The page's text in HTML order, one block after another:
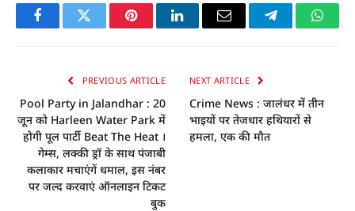
FacebookTwitter PinterestLinkedInEmail Telegram
PREVIOUS ARTICLE
Pool Party in Jalandhar : 20
जून को Harleen Water Park में
होगी पूल पार्टी Beat The Heat ।
गेम्स, लक्की ड्रॉ के साथ पंजाबी
कलाकार मचाएंगें धमाल, इस नंबर
पर जल्द करवाएं ऑनलाइन टिकट
बुक
NEXT ARTICLE
Crime News : जालंधर में तीन
भाइयों पर तेजधार हथियारों से
हमला, एक की माैत